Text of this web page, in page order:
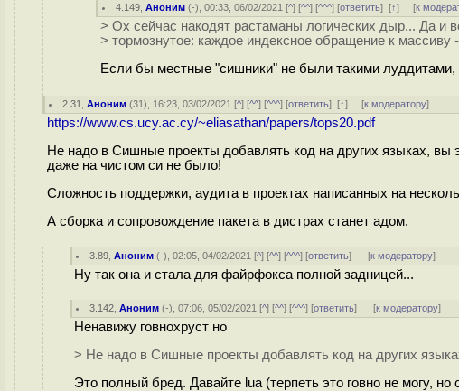
4.149 ,Аноним (-), 00:33, 06/02/2021 [^] [^^] [^^^] [ответить][↑] [к
> Ох сейчас накодят растаманы логических дыр... Да и
> тормознутое: каждое индексное обращение к массиву
Если бы местные "сишники" не были такими
2.31 ,Аноним (31), 16:23, 03/02/2021 [^] [^^] [^^^] [ответить][↑] [к модератору]
https://www.cs.ucy.ac.cy/~eliasathan/papers/tops20.pdf
Не надо в Сишные проекты добавлять код на других языках,
даже на чистом си не было!
Сложность поддержки, аудита в проектах написанных на
А сборка и сопровождение пакета в дистрах станет адом.
3.89 ,Аноним (-), 02:05, 04/02/2021 [^] [^^] [^^^] [ответить] [к модератору]
Ну так она и стала для файрфокса полной задницей...
3.142 ,Аноним (-), 07:06, 05/02/2021 [^] [^^] [^^^] [ответить] [к модератору]
Ненавижу говнохруст но
> Не надо в Сишные проекты добавлять код на других
Это полный бред. Давайте lua (терпеть это говно не могу,